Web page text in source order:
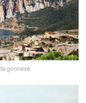
gonnese